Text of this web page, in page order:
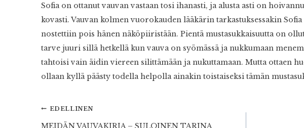
Sofia on ottanut vauvan vastaan tosi ihanasti, ja alusta asti on
kovasti. Vauvan kolmen vuorokauden lääkärin tarkastuksessakin
nostettiin pois hänen näköpiiristään. Pientä mustasukkaisuutta on
tarve juuri sillä hetkellä kun vauva on syömässä ja nukkumaan
tahtoisi vain äidin viereen silittämään ja nukuttamaan. Mutta ottaen
ollaan kyllä päästy todella helpolla ainakin toistaiseksi tämän
Artikkelien
EDELLINEN
MEIDÄN VAUVAKIRJA – SULOINEN TARINA